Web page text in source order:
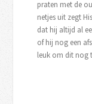
praten met de
netjes uit zegt
dat hij altijd al
of hij nog een
leuk om dit nog